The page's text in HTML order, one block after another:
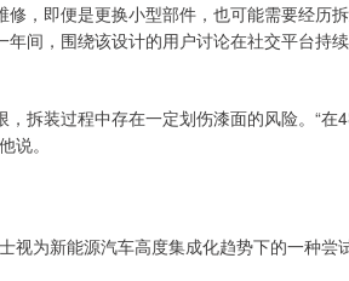
，即便是更换小型部件，也可能需要经历
间，围绕该设计的用户讨论在社交平台持
拆装过程中存在一定划伤漆面的风险。“在
说。
为新能源汽车高度集成化趋势下的一种尝试